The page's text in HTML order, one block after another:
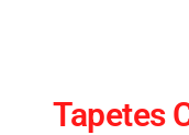
Tapetes